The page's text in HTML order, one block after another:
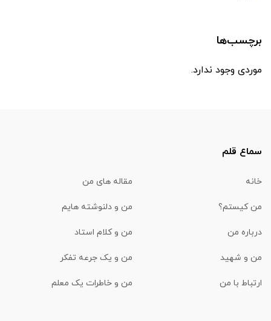
برچسب‌ها
موردی وجود ندارد.
سماع قلم
خانه مقاله های من
من کیستم؟ من و دلنوشته هایم
درباره من من و کلام استاد
من و شهید من و یک جرعه تفکر
ارتباط با من من و خاطرات یک معلم